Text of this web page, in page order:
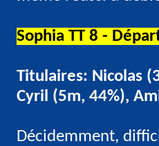
Sophia TT 8 -
Titulaires: Nicolas
Cyril (5m, 44%),
Décidemment,